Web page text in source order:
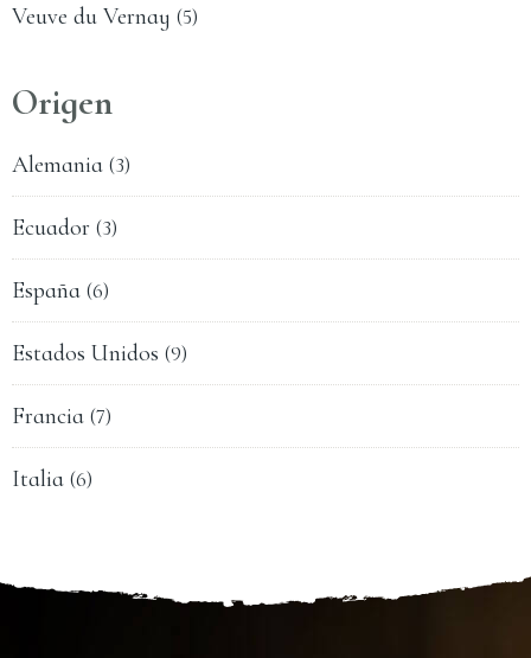
Veuve du Vernay (5)
Origen
Alemania (3)
Ecuador (3)
España (6)
Estados Unidos (9)
Francia (7)
Italia (6)